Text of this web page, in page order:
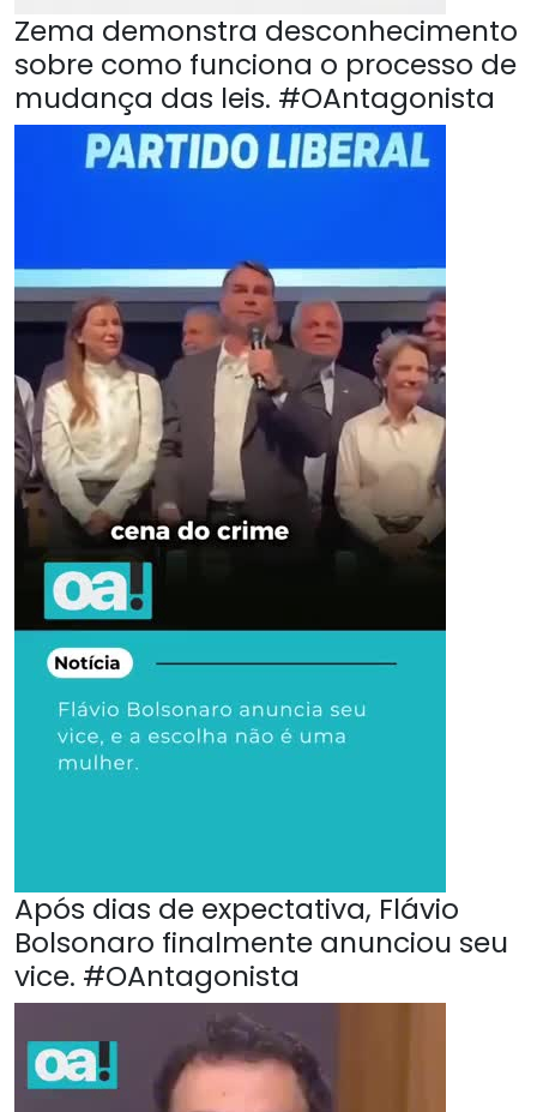
Zema demonstra desconhecimento
sobre como funciona o processo de
mudança das leis. #OAntagonista
Após dias de expectativa, Flávio
Bolsonaro finalmente anunciou seu
vice. #OAntagonista